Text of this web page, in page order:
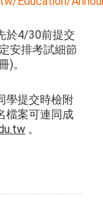
於4/30前提交
安排考試細節
)。
學提交時檢附
檔案可連同成
。